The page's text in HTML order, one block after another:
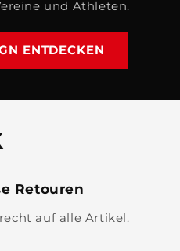
und Athleten.
ENTDECKEN
Retouren
auf alle Artikel.